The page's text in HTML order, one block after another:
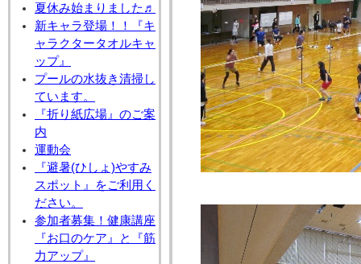
夏休み始まりました♬
新キャラ登場！！『キ
ャラクタータオルキャ
ップ』
プールの水抜き清掃し
ています。
『折り紙広場』のご案
内
運動会
『避暑(ひしょ)やすみ
スポット』をご利用く
ださい。
参加者募集！健康講座
『お口のケア』と『筋
力アップ』